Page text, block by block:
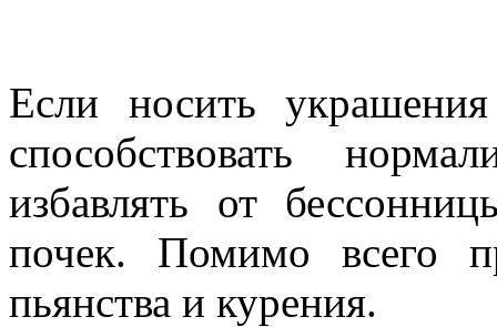
Если носить
способствовать
избавлять от
почек. Помимо всего
пьянства и курения.